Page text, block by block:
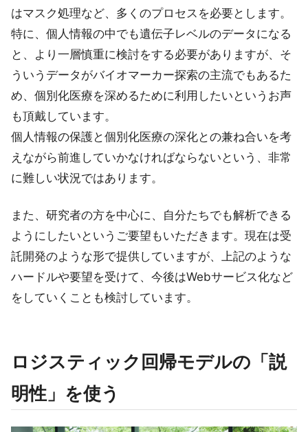
はマスク処理など、多くのプロセスを必要とします。
特に、個人情報の中でも遺伝子レベルのデータになる
と、より一層慎重に検討をする必要がありますが、そ
ういうデータがバイオマーカー探索の主流でもあるた
め、個別化医療を深めるために利用したいというお声
も頂戴しています。
個人情報の保護と個別化医療の深化との兼ね合いを考
えながら前進していかなければならないという、非常
に難しい状況ではあります。
また、研究者の方を中心に、自分たちでも解析できる
ようにしたいというご要望もいただきます。現在は受
託開発のような形で提供していますが、上記のような
ハードルや要望を受けて、今後はWebサービス化など
をしていくことも検討しています。
ロジスティック回帰モデルの「説
明性」を使う